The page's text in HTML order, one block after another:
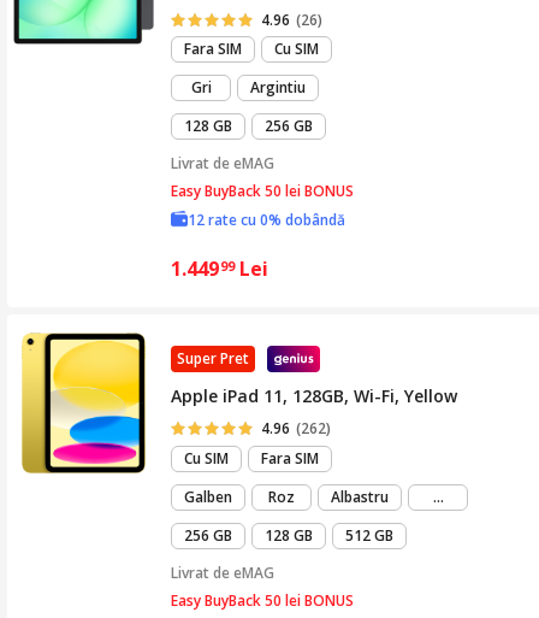
4.96 (26)
Fara SIM
Cu SIM
Gri
Argintiu
128 GB
256 GB
Livrat deeMAG
Easy BuyBack 50 lei BONUS
12 rate cu 0% dobândă
1.44999 Lei
Super Pret
Apple iPad 11, 128GB, Wi-Fi, Yellow
4.96 (262)
Cu SIM
Fara SIM
Galben
Roz Albastru ...mai
256 GB 128 GB
512 GB
Livrat deeMAG
Easy BuyBack 50 lei BONUS